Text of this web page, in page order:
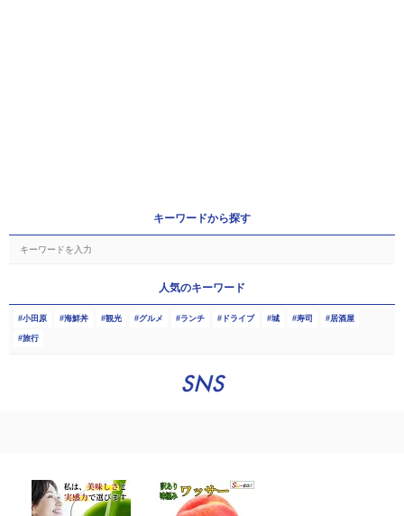
キーワードから探す
人気のキーワード
小田原 海鮮丼 観光 グルメ ランチ ドライブ 城 寿司 居酒屋
旅行
SNS